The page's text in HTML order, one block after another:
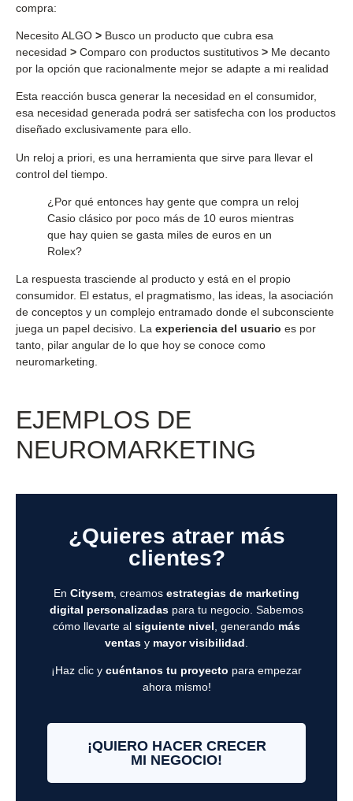
compra:
Necesito ALGO > Busco un producto que cubra esa
necesidad > Comparo con productos sustitutivos > Me decanto
por la opción que racionalmente mejor se adapte a mi realidad
Esta reacción busca generar la necesidad en el consumidor,
esa necesidad generada podrá ser satisfecha con los productos
diseñado exclusivamente para ello.
Un reloj a priori, es una herramienta que sirve para llevar el
control del tiempo.
¿Por qué entonces hay gente que compra un reloj
Casio clásico por poco más de 10 euros mientras
que hay quien se gasta miles de euros en un
Rolex?
La respuesta trasciende al producto y está en el propio
consumidor. El estatus, el pragmatismo, las ideas, la asociación
de conceptos y un complejo entramado donde el subconsciente
juega un papel decisivo. La experiencia del usuario es por
tanto, pilar angular de lo que hoy se conoce como
neuromarketing.
EJEMPLOS DE
NEUROMARKETING
¿Quieres atraer más
clientes?
En Citysem , creamos estrategias de marketing
digital personalizadas para tu negocio. Sabemos
cómo llevarte al siguiente nivel , generando más
ventas y mayor visibilidad
¡Haz clic y cuéntanos tu proyecto para empezar
ahora mismo!
¡QUIERO HACER CRECER
MI NEGOCIO!